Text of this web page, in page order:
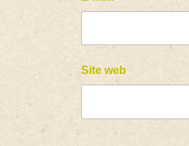
Site web